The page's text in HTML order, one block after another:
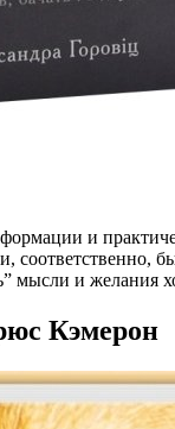
и
соответственно,
мысли и желания
Кэмерон